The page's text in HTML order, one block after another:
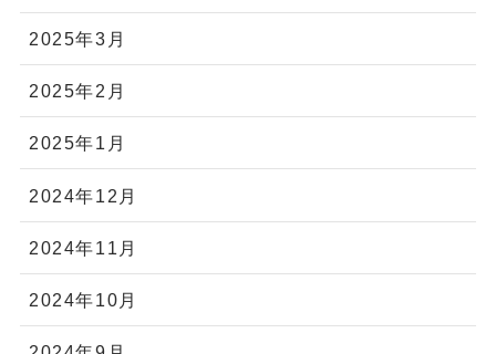
2025年3月
2025年2月
2025年1月
2024年12月
2024年11月
2024年10月